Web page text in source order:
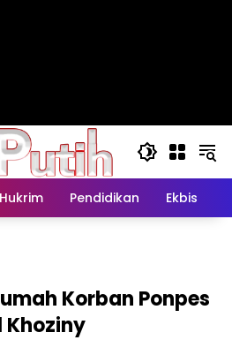
Hukrim Pendidikan Ekbis
Korban Ponpes
Khoziny